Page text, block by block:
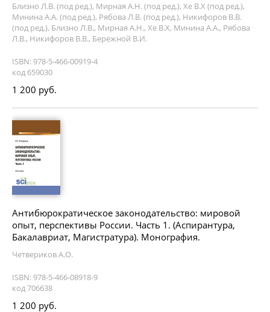
Близно Л.В. (под ред.), Мирная А.Н. (под ред.), Хе В.Х (под ред.),
Минина А.А. (под ред.), Рябова Л.В. (под ред.), Никифоров В.В.
(под ред.), Близно Л.В., Мирная А.Н., Хе В.Х, Минина А.А., Рябова
Л.В., Никифоров В.В., Бережной В.И.
ISBN: 978-5-466-00919-4
код 659030
1 200 руб.
Антибюрократическое законодательство: мировой
опыт, перспективы России. Часть 1. (Аспирантура,
Бакалавриат, Магистратура). Монография.
Четвериков А.О.
ISBN: 978-5-466-08918-9
код 706638
1 200 руб.